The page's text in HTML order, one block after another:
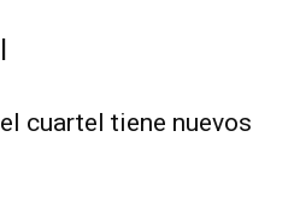
cuartel tiene nuevos